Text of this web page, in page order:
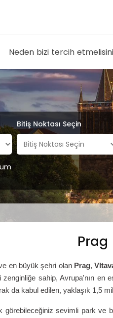
Neden bizi tercih
Bitiş Noktası Seçin
Prag
en büyük şehri olan Prag,
zenginliğe sahip, Avrupa'nın en
da kabul edilen, yaklaşık 1,5
sevimli park ve